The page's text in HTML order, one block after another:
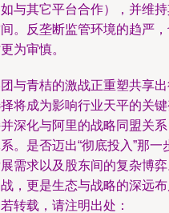
与其它平台合作），并维
。反垄断监管环境的趋严
为审慎。
与青桔的激战正重塑共享
将成为影响行业天平的关
深化与阿里的战略同盟关
。是否迈出“彻底投入”那
需求以及股东间的复杂博
，更是生态与战略的深远布
转载，请注明出处：